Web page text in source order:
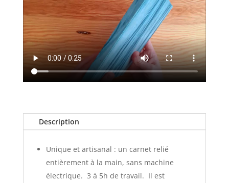
Description
Unique et artisanal : un carnet relié
entièrement à la main, sans machine
électrique. 3 à 5h de travail. Il est